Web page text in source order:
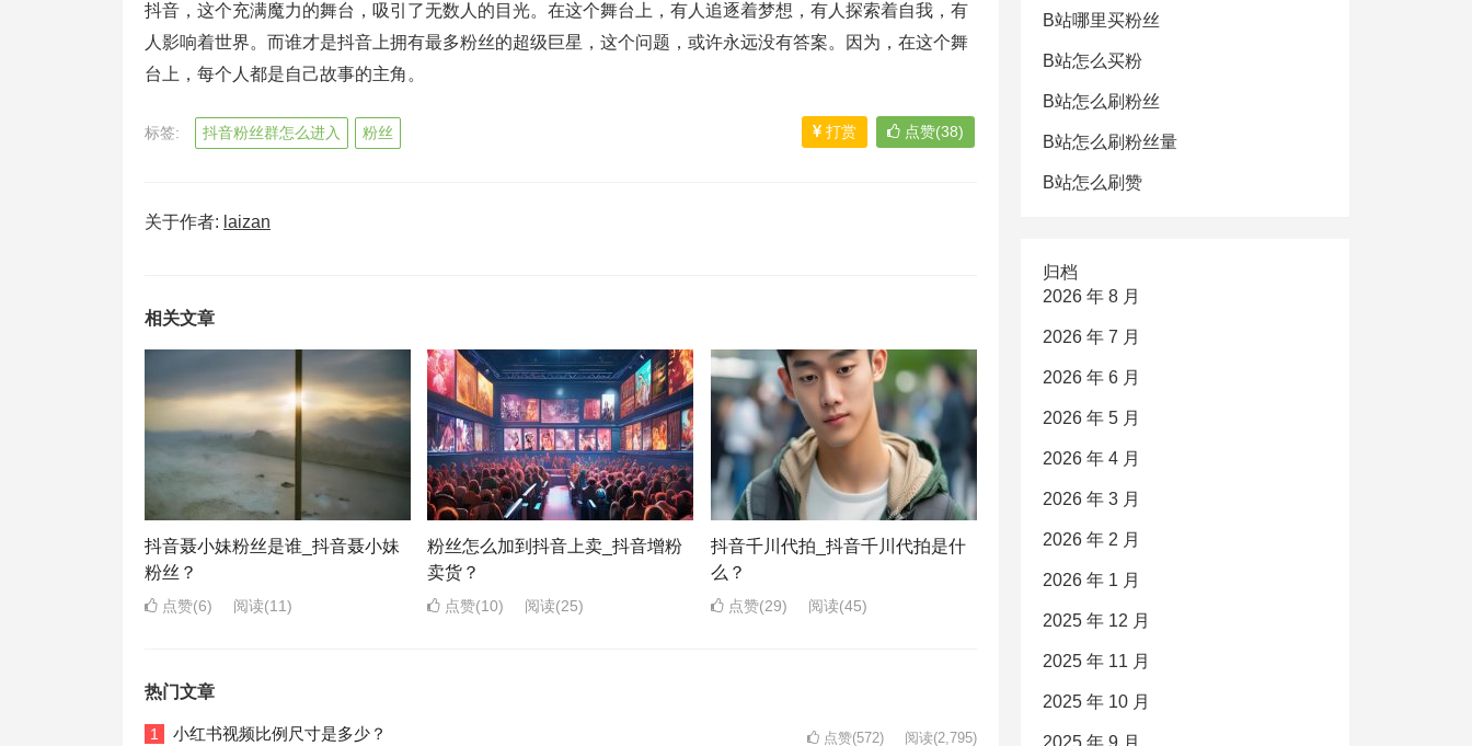
抖音，这个充满魔力的舞台，吸引了无数人的目光。在这个舞台上，有人追逐着梦想，有人探索着自我，有
人影响着世界。而谁才是抖音上拥有最多粉丝的超级巨星，这个问题，或许永远没有答案。因为，在这个舞
台上，每个人都是自己故事的主角。
标签: 抖音粉丝群怎么进入 粉丝 打赏 点赞(38)
关于作者: laizan
相关文章
抖音聂小妹粉丝是谁_抖音聂小妹
粉丝？
点赞(6) 阅读(11)
粉丝怎么加到抖音上卖_抖音增粉
卖货？
点赞(10) 阅读(25)
抖音千川代拍_抖音千川代拍是什
么？
点赞(29) 阅读(45)
热门文章
1 小红书视频比例尺寸是多少？ 点赞(572) 阅读(2,795)
B站哪里买粉丝
B站怎么买粉
B站怎么刷粉丝
B站怎么刷粉丝量
B站怎么刷赞
归档
2026 年 8 月
2026 年 7 月
2026 年 6 月
2026 年 5 月
2026 年 4 月
2026 年 3 月
2026 年 2 月
2026 年 1 月
2025 年 12 月
2025 年 11 月
2025 年 10 月
2025 年 9 月